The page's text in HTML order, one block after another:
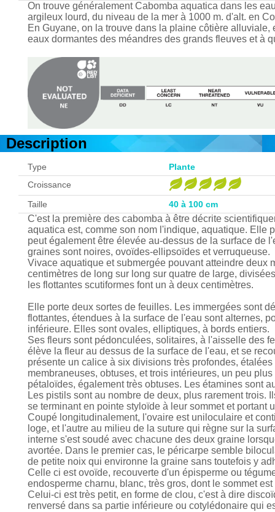
On trouve généralement Cabomba aquatica dans les
argileux lourd, du niveau de la mer à 1000 m. d'alt. en
En Guyane, on la trouve dans la plaine côtière
eaux dormantes des méandres des grands fleuves et à
Description
Type
Plante
Croissance
Taille
40 à 100 cm
C'est la première des cabomba à être décrite
aquatica est, comme son nom l'indique, aquatique. Elle
peut également être élevée au-dessus de la surface de
graines sont noires, ovoïdes-ellipsoïdes et verruqueuse.
Vivace aquatique et submergée pouvant atteindre deux
centimètres de long sur long sur quatre de large,
les flottantes scutiformes font un à deux centimètres.
Elle porte deux sortes de feuilles. Les immergées sont
flottantes, étendues à la surface de l'eau sont alternes,
inférieure. Elles sont ovales, elliptiques, à bords entiers.
Ses fleurs sont pédonculées, solitaires, à l'aisselle des
élève la fleur au dessus de la surface de l'eau, et se
présente un calice à six divisions très profondes,
membraneuses, obtuses, et trois intérieures, un peu
pétaloïdes, également très obtuses. Les étamines sont
Les pistils sont au nombre de deux, plus rarement trois.
se terminant en pointe styloïde à leur sommet et portant
Coupé longitudinalement, l'ovaire est uniloculaire et
loge, et l'autre au milieu de la suture qui règne sur la
interne s'est soudé avec chacune des deux graine
avortée. Dans le premier cas, le péricarpe semble
de petite noix qui environne la graine sans toutefois y
Celle ci est ovoïde, recouverte d'un épisperme ou
endosperme charnu, blanc, très gros, dont le sommet
Celui-ci est très petit, en forme de clou, c'est à dire
renversé dans sa partie inférieure ou cotylédonaire qui